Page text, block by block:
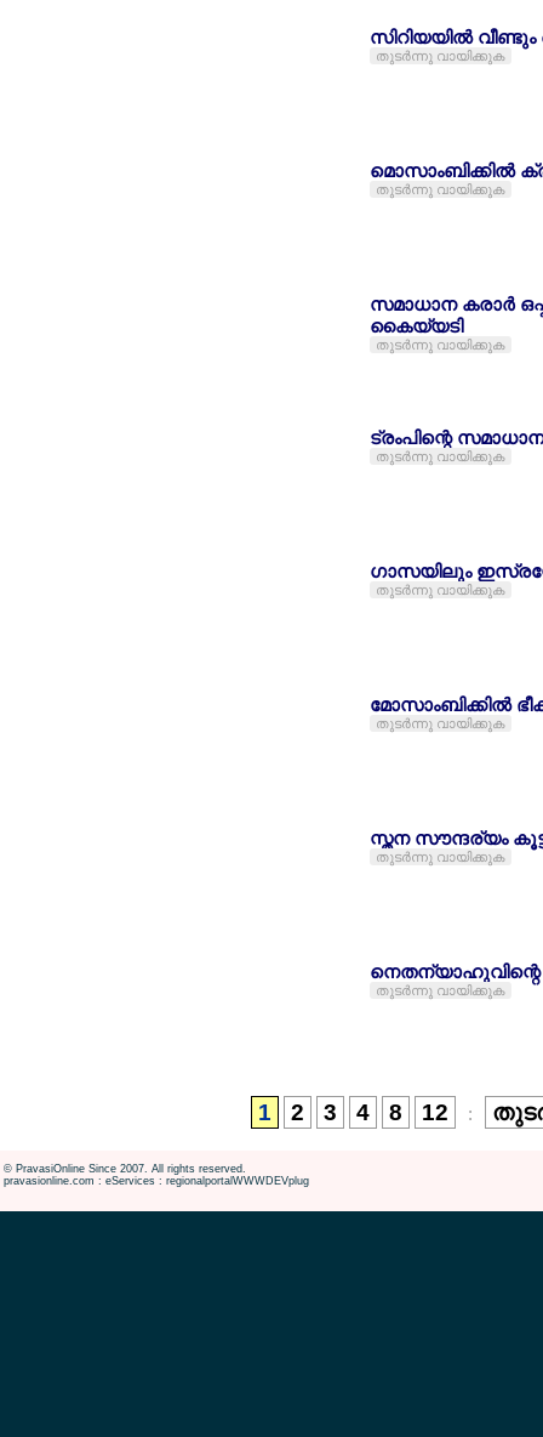
സിറിയയില്‍
തുടര്‍ന്നു വായിക്കുക
മൊസാംബിക്കില്‍
തുടര്‍ന്നു വായിക്കുക
സമാധാന കരാര്‍
കൈയ്യടി
തുടര്‍ന്നു വായിക്കുക
ട്രംപിന്റെ
തുടര്‍ന്നു വായിക്കുക
ഗാസയിലും
തുടര്‍ന്നു വായിക്കുക
മോസാംബിക്കില്‍
തുടര്‍ന്നു വായിക്കുക
സ്തന സൗന്ദര്യം
തുടര്‍ന്നു വായിക്കുക
നെതന്യാഹുവിന്റെ
തുടര്‍ന്നു വായിക്കുക
1 2 3 4 8 12 :
© PravasiOnline Since 2007. All rights reserved.
pravasionline.com : eServices : regionalportalWWWDEVplug